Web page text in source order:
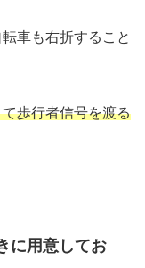
車も右折すること
歩行者信号を渡る
に用意してお